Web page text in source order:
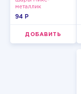
металлик
94 P
ДОБАВИТЬ